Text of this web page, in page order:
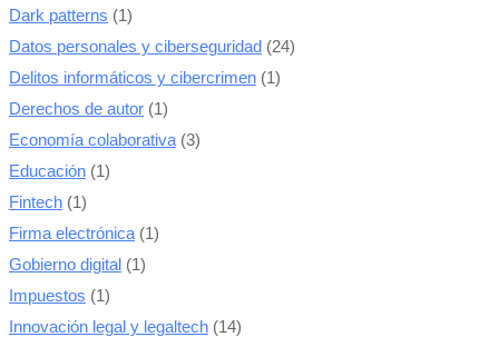
Dark patterns (1)
Datos personales y ciberseguridad (24)
Delitos informáticos y cibercrimen (1)
Derechos de autor (1)
Economía colaborativa (3)
Educación (1)
Fintech (1)
Firma electrónica (1)
Gobierno digital (1)
Impuestos (1)
Innovación legal y legaltech (14)